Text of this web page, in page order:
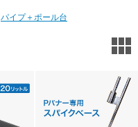
パイプ＋ポール台